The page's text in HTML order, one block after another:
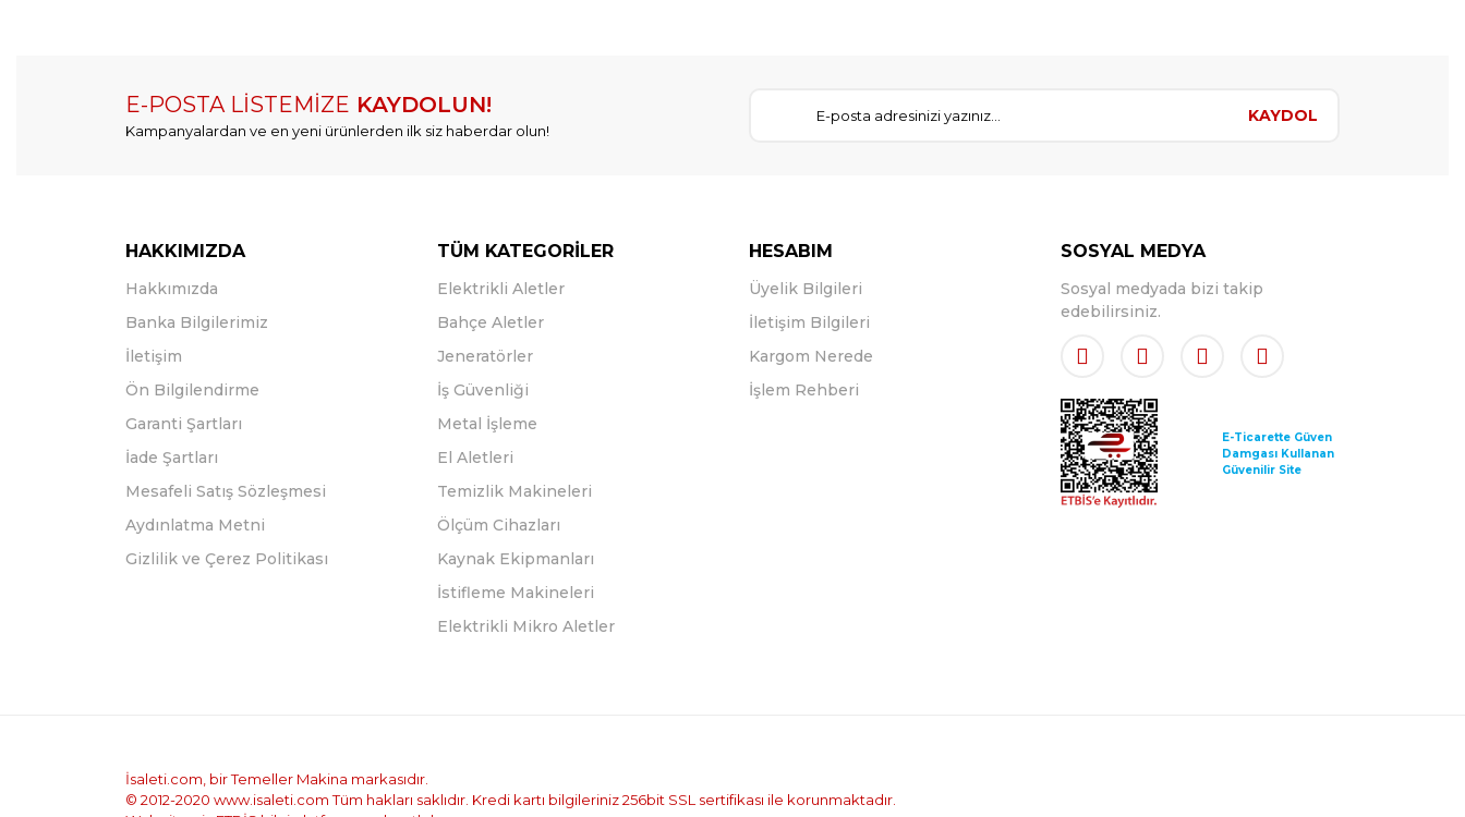
E-POSTA LİSTEMİZE KAYDOLUN!
Kampanyalardan ve en yeni ürünlerden ilk siz haberdar olun!
KAYDOL
HAKKIMIZDA
Hakkımızda
Banka Bilgilerimiz
İletişim
Ön Bilgilendirme
Garanti Şartları
İade Şartları
Mesafeli Satış Sözleşmesi
Aydınlatma Metni
Gizlilik ve Çerez Politikası
TÜM KATEGORİLER
Elektrikli Aletler
Bahçe Aletler
Jeneratörler
İş Güvenliği
Metal İşleme
El Aletleri
Temizlik Makineleri
Ölçüm Cihazları
Kaynak Ekipmanları
İstifleme Makineleri
Elektrikli Mikro Aletler
HESABIM
Üyelik Bilgileri
İletişim Bilgileri
Kargom Nerede
İşlem Rehberi
SOSYAL MEDYA
Sosyal medyada bizi takip
edebilirsiniz.
E-Ticarette Güven
Damgası Kullanan
Güvenilir Site
İsaleti.com, bir Temeller Makina markasıdır.
© 2012-2020 www.isaleti.com Tüm hakları saklıdır. Kredi kartı bilgileriniz 256bit SSL sertifikası ile korunmaktadır.